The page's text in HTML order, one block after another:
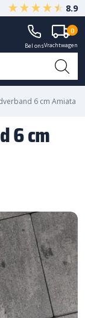
A-kwaliteit
8.9
Bel onsVrachtwagen
0
6 cm Amiata
6 cm